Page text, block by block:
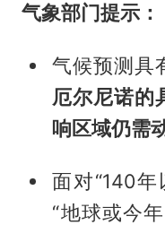
气象部门提示：
气候预测具
厄尔尼诺的
响区域仍需
面对“140
“地球或今